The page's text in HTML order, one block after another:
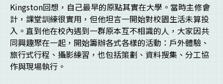
Kingston回想，自己最早的原點其實在大學。當時主修會
計，課堂訓練很實用，但他坦言一開始對校園生活未算投
入。直到他在校內遇到一群原本互不相識的人，大家因共
同興趣聚在一起，開始籌辦各式各樣的活動：戶外體驗、
旅行式行程、攝影練習，也包括策劃、資料搜集、分工協
作與現場執行。